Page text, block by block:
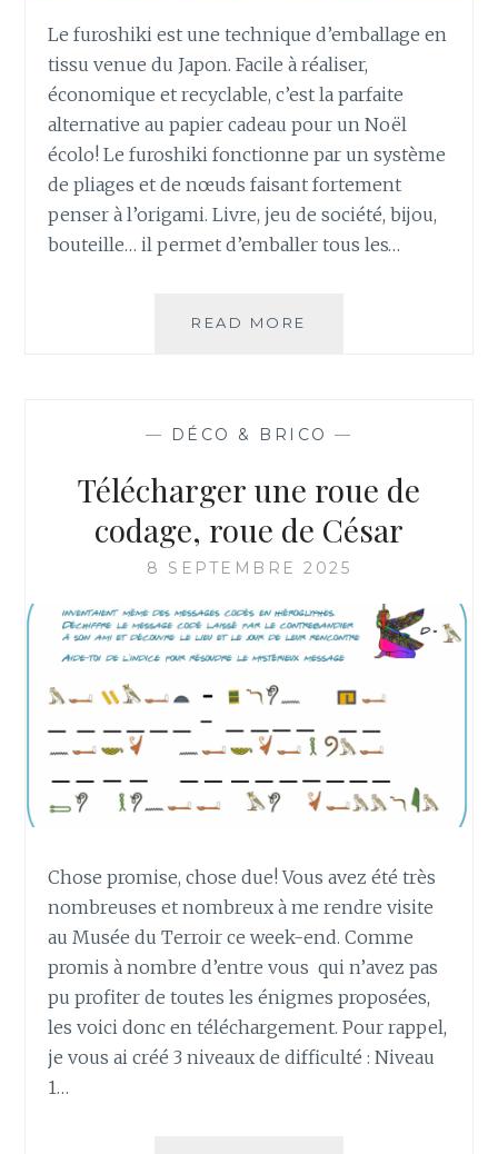
Le furoshiki est une technique d’emballage en
tissu venue du Japon. Facile à réaliser,
économique et recyclable, c’est la parfaite
alternative au papier cadeau pour un Noël
écolo! Le furoshiki fonctionne par un système
de pliages et de nœuds faisant fortement
penser à l’origami. Livre, jeu de société, bijou,
bouteille… il permet d’emballer tous les…
READ MORE
L
Z
O
S
A
D
E
X
V
E
E
F
U
S
H
I
— DÉCO & BRICO —
Télécharger une roue de
codage, roue de César
8 SEPTEMBRE 2025
Chose promise, chose due! Vous avez été très
nombreuses et nombreux à me rendre visite
au Musée du Terroir ce week-end. Comme
promis à nombre d’entre vous qui n’avez pas
pu profiter de toutes les énigmes proposées,
les voici donc en téléchargement. Pour rappel,
je vous ai créé 3 niveaux de difficulté : Niveau
1…